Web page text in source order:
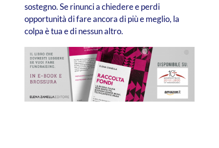
sostegno. Se rinunci a chiedere e perdi
opportunità di fare ancora di più e meglio, la
colpa è tua e di nessun altro.